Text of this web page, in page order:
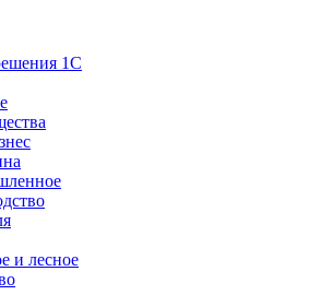
1С
и лесное